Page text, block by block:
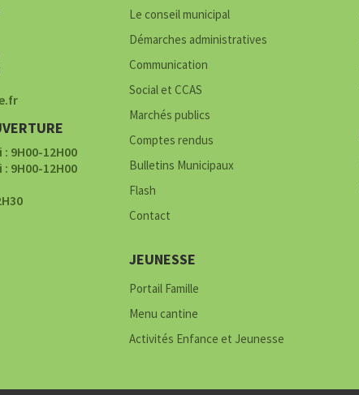
9H00-12H00
9H00-12H00
Le conseil municipal
Démarches administratives
Communication
Social et CCAS
Marchés publics
Comptes rendus
Bulletins Municipaux
Flash
Contact
JEUNESSE
Portail Famille
Menu cantine
Activités Enfance et Jeunesse